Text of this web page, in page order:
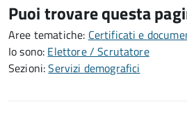
Puoi trovare questa
Aree tematiche: Certificati e
Io sono: Elettore / Scrutatore
Sezioni:Servizi demografici